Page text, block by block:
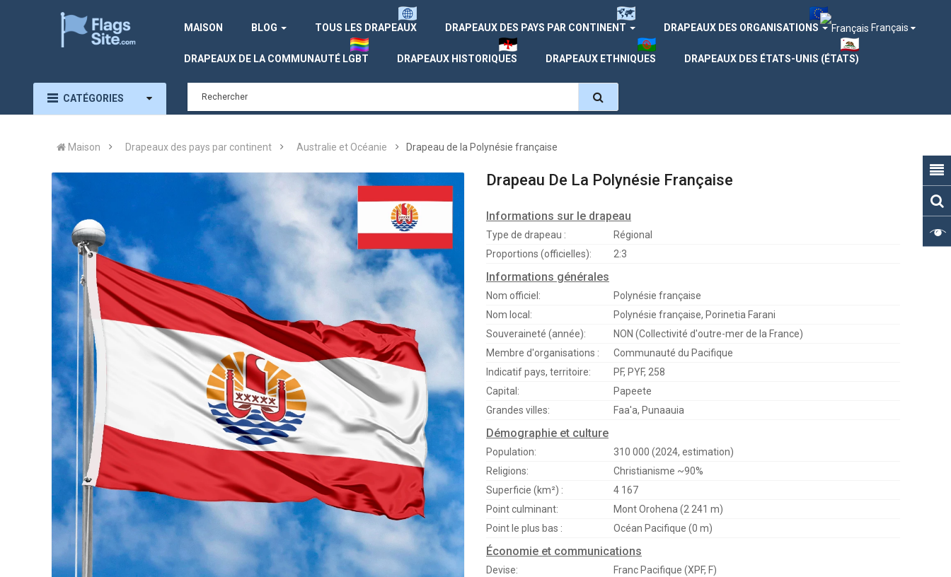
MAISON BLOG TOUS LES DRAPEAUX DRAPEAUX DES PAYS PAR CONTINENT DRAPEAUX DES ORGANISATIONS
DRAPEAUX DE LA COMMUNAUTÉ LGBT DRAPEAUX HISTORIQUES DRAPEAUX ETHNIQUES DRAPEAUX DES ÉTATS-UNIS (ÉTATS)
Français
CATÉGORIES
Maison Drapeaux des pays par continent Australie et Océanie Drapeau de la Polynésie française
Drapeau De La Polynésie Française
Informations sur le drapeau
Type de drapeau :
Régional
Proportions (officielles):
2:3
Informations générales
Nom officiel:
Polynésie française
Nom local:
Polynésie française, Porinetia Farani
Souveraineté (année):
NON (Collectivité d'outre-mer de la France)
Membre d'organisations :
Communauté du Pacifique
Indicatif pays, territoire:
PF, PYF, 258
Capital:
Papeete
Grandes villes:
Faa'a, Punaauia
Démographie et culture
Population:
310 000 (2024, estimation)
Religions:
Christianisme ~90%
Superficie (km²) :
4 167
Point culminant:
Mont Orohena (2 241 m)
Point le plus bas :
Océan Pacifique (0 m)
Économie et communications
Devise:
Franc Pacifique (XPF, F)